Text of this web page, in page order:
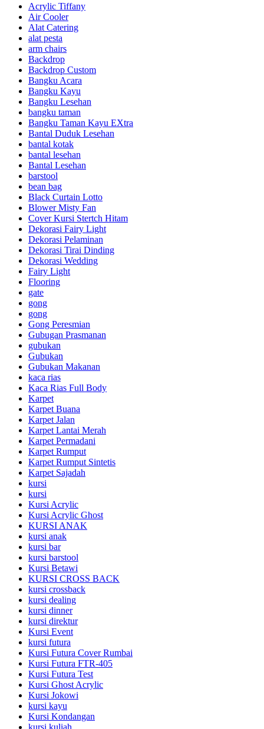
Acrylic Tiffany
Air Cooler
Alat Catering
alat pesta
arm chairs
Backdrop
Backdrop Custom
Bangku Acara
Bangku Kayu
Bangku Lesehan
bangku taman
Bangku Taman Kayu EXtra
Bantal Duduk Lesehan
bantal kotak
bantal lesehan
Bantal Lesehan
barstool
bean bag
Black Curtain Lotto
Blower Misty Fan
Cover Kursi Stertch Hitam
Dekorasi Fairy Light
Dekorasi Pelaminan
Dekorasi Tirai Dinding
Dekorasi Wedding
Fairy Light
Flooring
gate
gong
gong
Gong Peresmian
Gubugan Prasmanan
gubukan
Gubukan
Gubukan Makanan
kaca rias
Kaca Rias Full Body
Karpet
Karpet Buana
Karpet Jalan
Karpet Lantai Merah
Karpet Permadani
Karpet Rumput
Karpet Rumput Sintetis
Karpet Sajadah
kursi
kursi
Kursi Acrylic
Kursi Acrylic Ghost
KURSI ANAK
kursi anak
kursi bar
kursi barstool
Kursi Betawi
KURSI CROSS BACK
kursi crossback
kursi dealing
kursi dinner
kursi direktur
Kursi Event
kursi futura
Kursi Futura Cover Rumbai
Kursi Futura FTR-405
Kursi Futura Test
Kursi Ghost Acrylic
Kursi Jokowi
kursi kayu
Kursi Kondangan
kursi kuliah